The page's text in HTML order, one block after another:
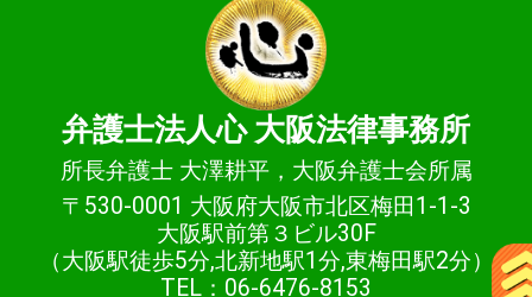
弁護士法人心 大阪法律事務所
所長弁護士 大澤耕平，大阪弁護士会所属
〒530-0001 大阪府大阪市北区梅田1-1-3
大阪駅前第３ビル30F
（大阪駅徒歩5分,北新地駅1分,東梅田駅2分）
TEL：06-6476-8153